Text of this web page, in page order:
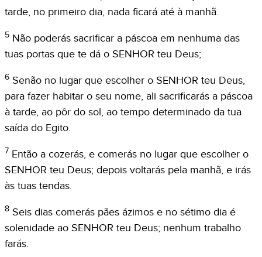
tarde, no primeiro dia, nada ficará até à manhã.
5 Não poderás sacrificar a páscoa em nenhuma das
tuas portas que te dá o SENHOR teu Deus;
6 Senão no lugar que escolher o SENHOR teu Deus,
para fazer habitar o seu nome, ali sacrificarás a páscoa
à tarde, ao pôr do sol, ao tempo determinado da tua
saída do Egito.
7 Então a cozerás, e comerás no lugar que escolher o
SENHOR teu Deus; depois voltarás pela manhã, e irás
às tuas tendas.
8 Seis dias comerás pães ázimos e no sétimo dia é
solenidade ao SENHOR teu Deus; nenhum trabalho
farás.